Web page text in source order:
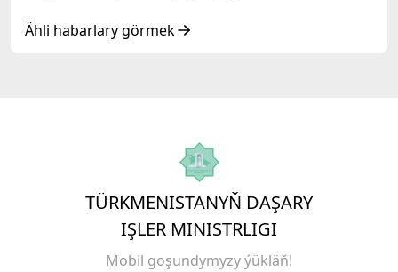
Ähli habarlary görmek
TÜRKMENISTANYŇ DAŞARY
IŞLER MINISTRLIGI
Mobil goşundymyzy ýükläň!